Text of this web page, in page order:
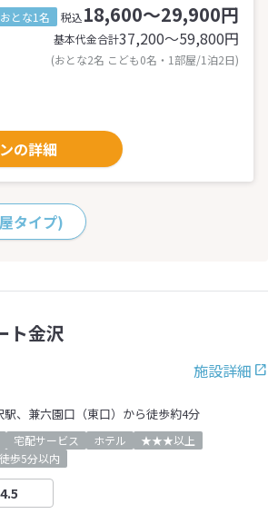
おとな1名 税込18,600～29,900円
基本代金合計37,200〜59,800円
(おとな2名 こども0名・1部屋/1泊2日)
の詳細
タイプ)
ト金沢
施設詳細
、兼六園口（東口）から徒歩約4分
宅配サービス ホテル
★★★以上
歩5分以内
4.5